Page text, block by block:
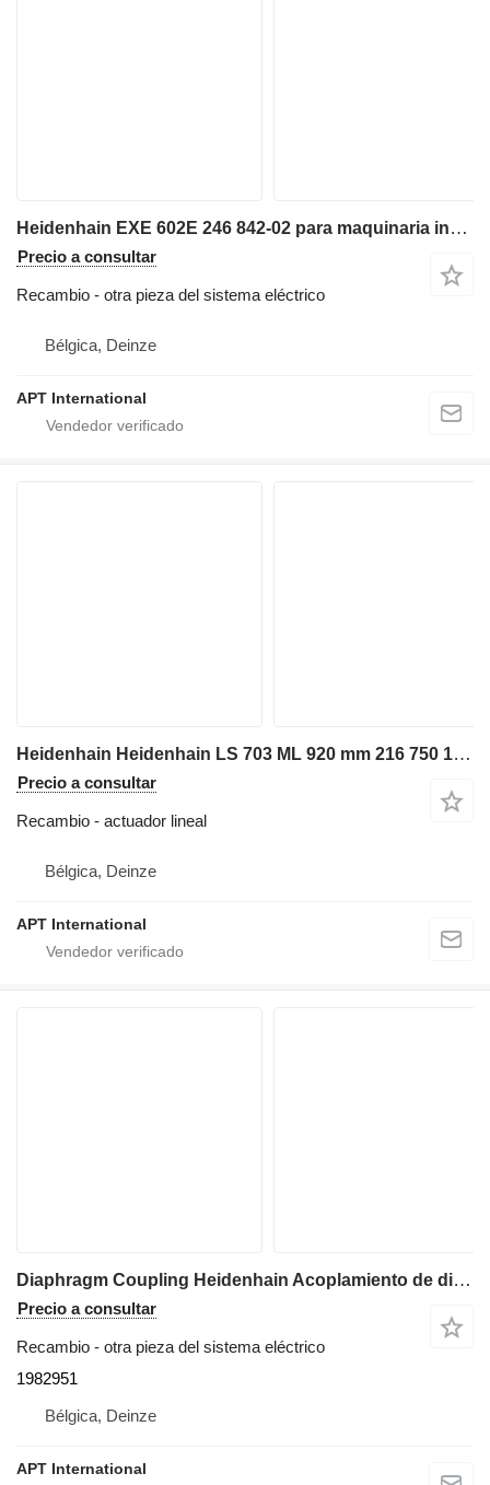
Heidenhain EXE 602E 246 842-02 para maquinaria industrial
Precio a consultar
Recambio - otra pieza del sistema eléctrico
Bélgica, Deinze
APT International
Heidenhain Heidenhain LS 703 ML 920 mm 216 750 13 actuador lineal para maquinaria para metal
Precio a consultar
Recambio - actuador lineal
Bélgica, Deinze
APT International
Diaphragm Coupling Heidenhain Acoplamiento de diafragma K01 ID K01 1982951 para maquinaria para metal
Precio a consultar
Recambio - otra pieza del sistema eléctrico
1982951
Bélgica, Deinze
APT International